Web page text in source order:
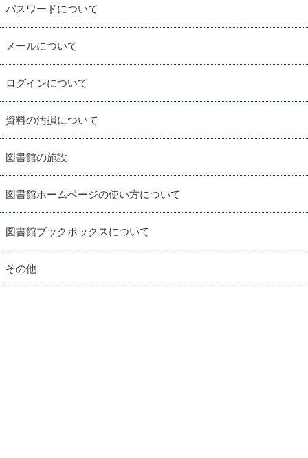
パスワードについて
メールについて
ログインについて
資料の汚損について
図書館の施設
図書館ホームページの使い方について
図書館ブックボックスについて
その他